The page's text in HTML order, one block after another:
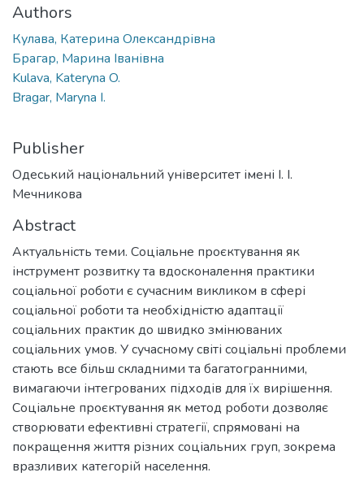
Authors
Кулава, Катерина Олександрівна
Брагар, Марина Іванівна
Kulava, Kateryna O.
Bragar, Maryna I.
Publisher
Одеський національний університет імені І. І.
Мечникова
Abstract
Актуальність теми. Соціальне проєктування як
інструмент розвитку та вдосконалення практики
соціальної роботи є сучасним викликом в сфері
соціальної роботи та необхідністю адаптації
соціальних практик до швидко змінюваних
соціальних умов. У сучасному світі соціальні проблеми
стають все більш складними та багатогранними,
вимагаючи інтегрованих підходів для їх вирішення.
Соціальне проєктування як метод роботи дозволяє
створювати ефективні стратегії, спрямовані на
покращення життя різних соціальних груп, зокрема
вразливих категорій населення.